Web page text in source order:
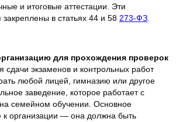
и итоговые аттестации. Эти
закреплены в статьях 44 и 58 273-ФЗ
для прохождения проверок
сдачи экзаменов и контрольных работ
любой лицей, гимназию или другое
заведение, которое работает с
семейном обучении. Основное
к организации — она должна быть